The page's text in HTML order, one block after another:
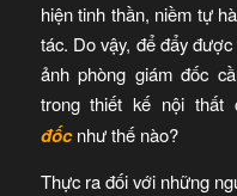
hiện tinh thần, niềm tự
tác. Do vậy, để đẩy
ảnh phòng giám đốc
trong thiết kế nội thất
đốc như thế nào?
Thực ra đối với những